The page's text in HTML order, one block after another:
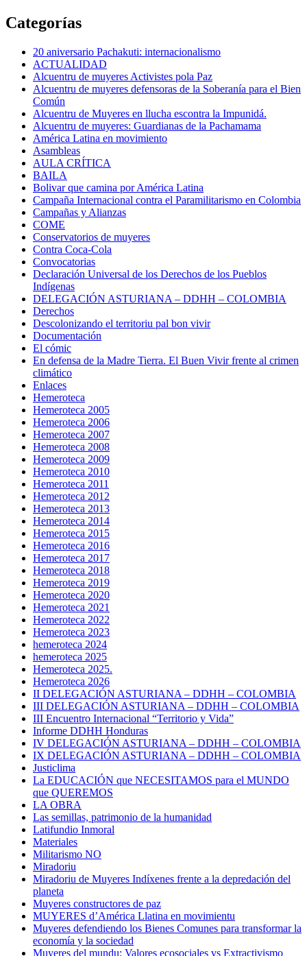
Categorías
20 aniversario Pachakuti: internacionalismo
ACTUALIDAD
Alcuentru de muyeres Activistes pola Paz
Alcuentru de muyeres defensoras de la Soberanía para el Bien
Común
Alcuentru de Muyeres en llucha escontra la Impunidá.
Alcuentru de muyeres: Guardianas de la Pachamama
América Latina en movimiento
Asambleas
AULA CRÍTICA
BAILA
Bolivar que camina por América Latina
Campaña Internacional contra el Paramilitarismo en Colombia
Campañas y Alianzas
COME
Conservatorios de muyeres
Contra Coca-Cola
Convocatorias
Declaración Universal de los Derechos de los Pueblos
Indígenas
DELEGACIÓN ASTURIANA – DDHH – COLOMBIA
Derechos
Descolonizando el territoriu pal bon vivir
Documentación
El cómic
En defensa de la Madre Tierra. El Buen Vivir frente al crimen
climático
Enlaces
Hemeroteca
Hemeroteca 2005
Hemeroteca 2006
Hemeroteca 2007
Hemeroteca 2008
Hemeroteca 2009
Hemeroteca 2010
Hemeroteca 2011
Hemeroteca 2012
Hemeroteca 2013
Hemeroteca 2014
Hemeroteca 2015
Hemeroteca 2016
Hemeroteca 2017
Hemeroteca 2018
Hemeroteca 2019
Hemeroteca 2020
Hemeroteca 2021
Hemeroteca 2022
Hemeroteca 2023
hemeroteca 2024
hemeroteca 2025
Hemeroteca 2025.
Hemeroteca 2026
II DELEGACIÓN ASTURIANA – DDHH – COLOMBIA
III DELEGACIÓN ASTURIANA – DDHH – COLOMBIA
III Encuentro Internacional “Territorio y Vida”
Informe DDHH Honduras
IV DELEGACIÓN ASTURIANA – DDHH – COLOMBIA
IX DELEGACIÓN ASTURIANA – DDHH – COLOMBIA
Justiclima
La EDUCACIÓN que NECESITAMOS para el MUNDO
que QUEREMOS
LA OBRA
Las semillas, patrimonio de la humanidad
Latifundio Inmoral
Materiales
Militarismo NO
Miradoriu
Miradoriu de Muyeres Indíxenes frente a la depredación del
planeta
Muyeres constructores de paz
MUYERES d’América Llatina en movimientu
Muyeres defendiendo los Bienes Comunes para transformar la
economía y la sociedad
Muyeres del mundu: Valores ecosociales vs Extractivismo